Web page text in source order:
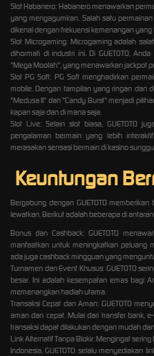
Slot Habanero: Habanero menawarkan
yang mengagumkan. Salah satu
dikenal dengan frekuensi kemenangan
Slot Microgaming: Microgaming adalah
dihormati di industri ini. Di GUETOTO,
"Mega Moolah", yang menawarkan jackpot
Slot PG Soft: PG Soft menghadirkan
mobile. Dengan tampilan yang ringan dan
"Medusa II" dan "Candy Burst" menjadi
kapan saja dan di mana saja.
Slot Live: Selain slot biasa, GUETOTO
pengalaman bermain yang lebih
merasakan sensasi bermain di kasino
Keuntungan
Bergabung dengan GUETOTO
lewatkan. Berikut adalah beberapa di
Bonus dan Cashback: GUETOTO
manfaatkan untuk meningkatkan peluang
ada juga cashback mingguan yang
Turnamen dan Event Khusus: GUETOTO
besar. Ini adalah kesempatan emas bagi
memenangkan hadiah utama.
Transaksi Cepat dan Aman: GUETOTO
aman dan cepat. Mulai dari transfer bank,
transaksi dapat dilakukan dengan mudah
Link Alternatif Tanpa Blokir: Mengingat
Indonesia, GUETOTO selalu menyediakan